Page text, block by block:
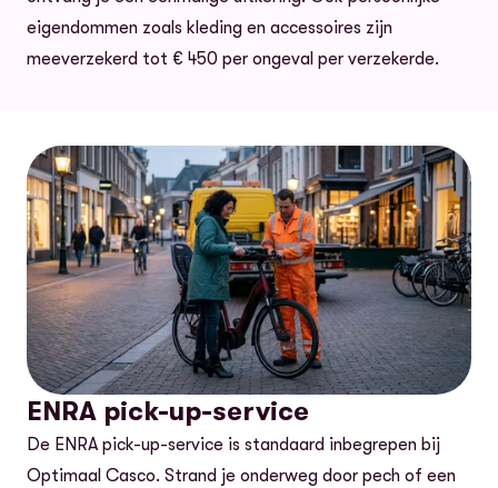
eigendommen zoals kleding en accessoires zijn
meeverzekerd tot € 450 per ongeval per verzekerde.
ENRA pick-up-service
De ENRA pick-up-service is standaard inbegrepen bij
Optimaal Casco. Strand je onderweg door pech of een